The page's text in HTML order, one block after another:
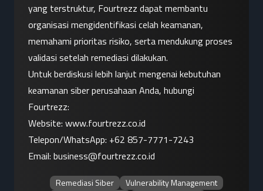
yang terstruktur, Fourtrezz dapat membantu
organisasi mengidentifikasi celah keamanan,
memahami prioritas risiko, serta mendukung proses
validasi setelah remediasi dilakukan.
Untuk berdiskusi lebih lanjut mengenai kebutuhan
keamanan siber perusahaan Anda, hubungi
Fourtrezz:
Website: www.fourtrezz.co.id
Telepon/WhatsApp: +62 857-7771-7243
Email: business@fourtrezz.co.id
Remediasi Siber
Vulnerability Management